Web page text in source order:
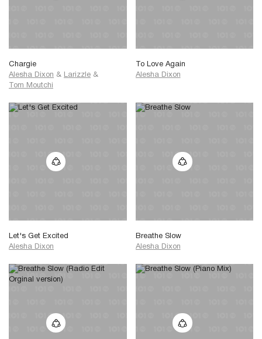
Chargie
Alesha Dixon & Larizzle &
Tom Moutchi
To Love Again
Alesha Dixon
Let's Get Excited
Alesha Dixon
Breathe Slow
Alesha Dixon